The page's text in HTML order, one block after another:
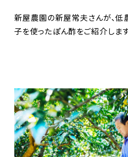
新屋農園の新屋常夫さんが、
子を使ったぽん酢をご紹介します